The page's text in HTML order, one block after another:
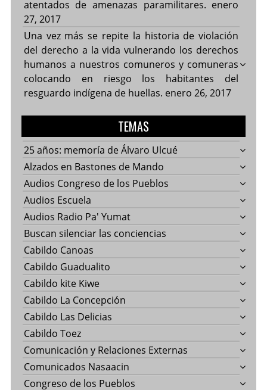
atentados de amenazas paramilitares. enero
27, 2017
Una vez más se repite la historia de violación
del derecho a la vida vulnerando los derechos
humanos a nuestros comuneros y comuneras
colocando en riesgo los habitantes del
resguardo indígena de huellas. enero 26, 2017
TEMAS
25 años: memoría de Álvaro Ulcué
Alzados en Bastones de Mando
Audios Congreso de los Pueblos
Audios Escuela
Audios Radio Pa' Yumat
Buscan silenciar las conciencias
Cabildo Canoas
Cabildo Guadualito
Cabildo kite Kiwe
Cabildo La Concepción
Cabildo Las Delicias
Cabildo Toez
Comunicación y Relaciones Externas
Comunicados Nasaacin
Congreso de los Pueblos